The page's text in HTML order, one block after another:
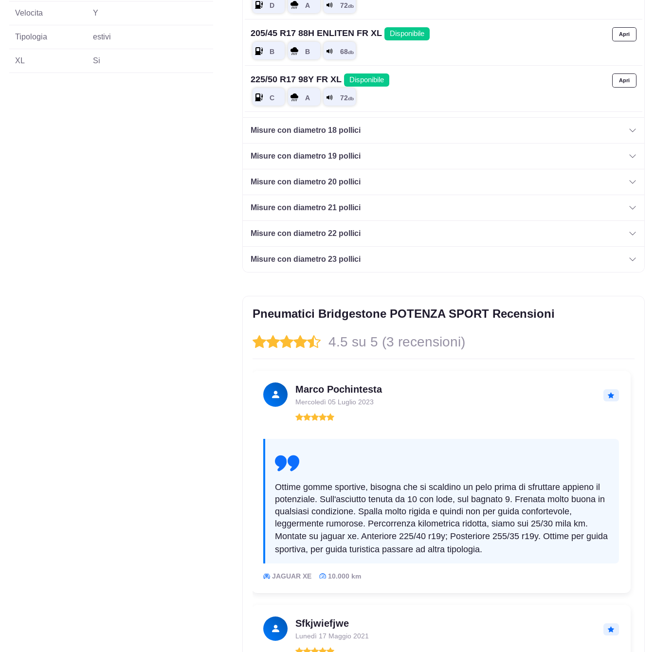
Velocita Y
Tipologia estivi
XL Si
205/45 R17 88H ENLITEN FR XL Disponibile
225/50 R17 98Y FR XL Disponibile
225/55 R17 101Y XL Disponibile
215/45 R17 91Y FR XL
245/40 R17 91Y FR Disponibile
Misure con diametro 18 pollici
Misure con diametro 19 pollici
Misure con diametro 20 pollici
Misure con diametro 21 pollici
Misure con diametro 22 pollici
Misure con diametro 23 pollici
Pneumatici Bridgestone POTENZA SPORT Recensioni
4.5 su 5 (3 recensioni)
Marco Pochintesta
Mercoledì 05 Luglio 2023
Ottime gomme sportive, bisogna che si scaldino un pelo prima di sfruttare appieno il
potenziale. Sull'asciutto tenuta da 10 con lode, sul bagnato 9. Frenata molto buona in
qualsiasi condizione. Spalla molto rigida e quindi non per guida confortevole,
leggermente rumorose. Percorrenza kilometrica ridotta, siamo sui 25/30 mila km.
Montate su jaguar xe. Anteriore 225/40 r19y; Posteriore 255/35 r19y. Ottime per guida
sportiva, per guida turistica passare ad altra tipologia.
JAGUAR XE 10.000 km
Sfkjwiefjwe
Lunedì 17 Maggio 2021